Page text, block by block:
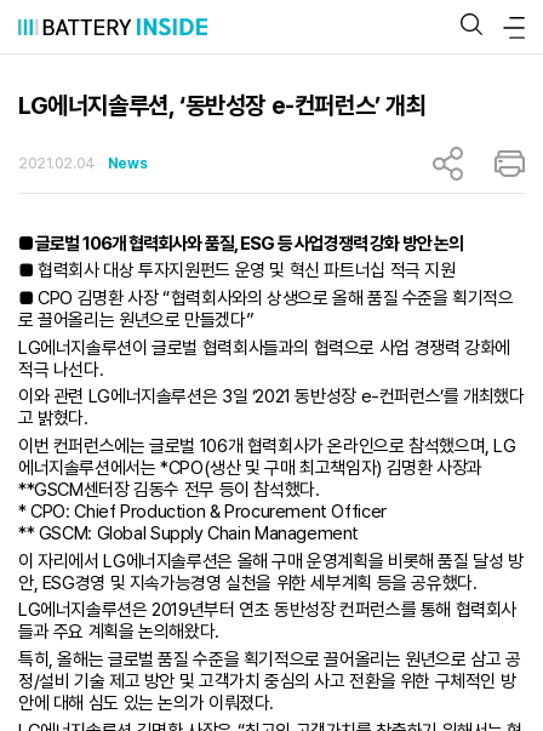
츠
LG에너지솔루션, ‘동반성장 e-컨퍼런스’ 개최
2021.02.04 News
■ 글로벌 106개 협력회사와 품질, ESG 등 사업경쟁력 강화 방안 논의
■ 협력회사 대상 투자지원펀드 운영 및 혁신 파트너십 적극 지원
■ CPO 김명환 사장 “협력회사와의 상생으로 올해 품질 수준을 획기적으
로 끌어올리는 원년으로 만들겠다”
LG에너지솔루션이 글로벌 협력회사들과의 협력으로 사업 경쟁력 강화에
적극 나선다.
이와 관련 LG에너지솔루션은 3일 ‘2021 동반성장 e-컨퍼런스’를 개최했다
고 밝혔다.
이번 컨퍼런스에는 글로벌 106개 협력회사가 온라인으로 참석했으며, LG
에너지솔루션에서는 *CPO(생산 및 구매 최고책임자) 김명환 사장과
**GSCM센터장 김동수 전무 등이 참석했다.
* CPO: Chief Production & Procurement Officer
** GSCM: Global Supply Chain Management
이 자리에서 LG에너지솔루션은 올해 구매 운영계획을 비롯해 품질 달성 방
안, ESG경영 및 지속가능경영 실천을 위한 세부계획 등을 공유했다.
LG에너지솔루션은 2019년부터 연초 동반성장 컨퍼런스를 통해 협력회사
들과 주요 계획을 논의해왔다.
특히, 올해는 글로벌 품질 수준을 획기적으로 끌어올리는 원년으로 삼고 공
정/설비 기술 제고 방안 및 고객가치 중심의 사고 전환을 위한 구체적인 방
안에 대해 심도 있는 논의가 이뤄졌다.